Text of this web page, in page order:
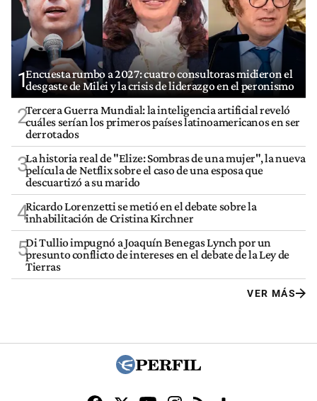
1Encuesta rumbo a 2027: cuatro consultoras midieron el
desgaste de Milei y la crisis de liderazgo en el peronismo
2Tercera Guerra Mundial: la inteligencia artificial reveló
cuáles serían los primeros países latinoamericanos en ser
derrotados
3La historia real de "Elize: Sombras de una mujer", la nueva
película de Netflix sobre el caso de una esposa que
descuartizó a su marido
4Ricardo Lorenzetti se metió en el debate sobre la
inhabilitación de Cristina Kirchner
5Di Tullio impugnó a Joaquín Benegas Lynch por un
presunto conflicto de intereses en el debate de la Ley de
Tierras
VER MÁS